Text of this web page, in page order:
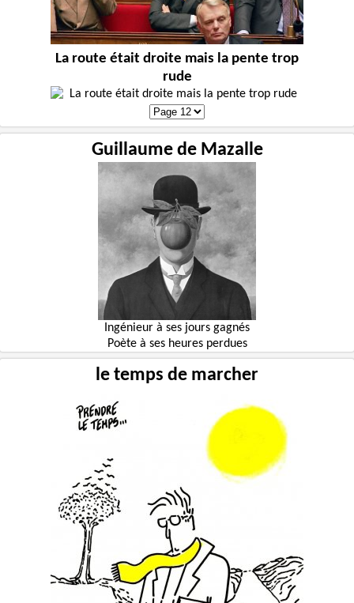
La route était droite mais la pente trop
rude
Guillaume de Mazalle
Ingénieur à ses jours gagnés
Poète à ses heures perdues
le temps de marcher